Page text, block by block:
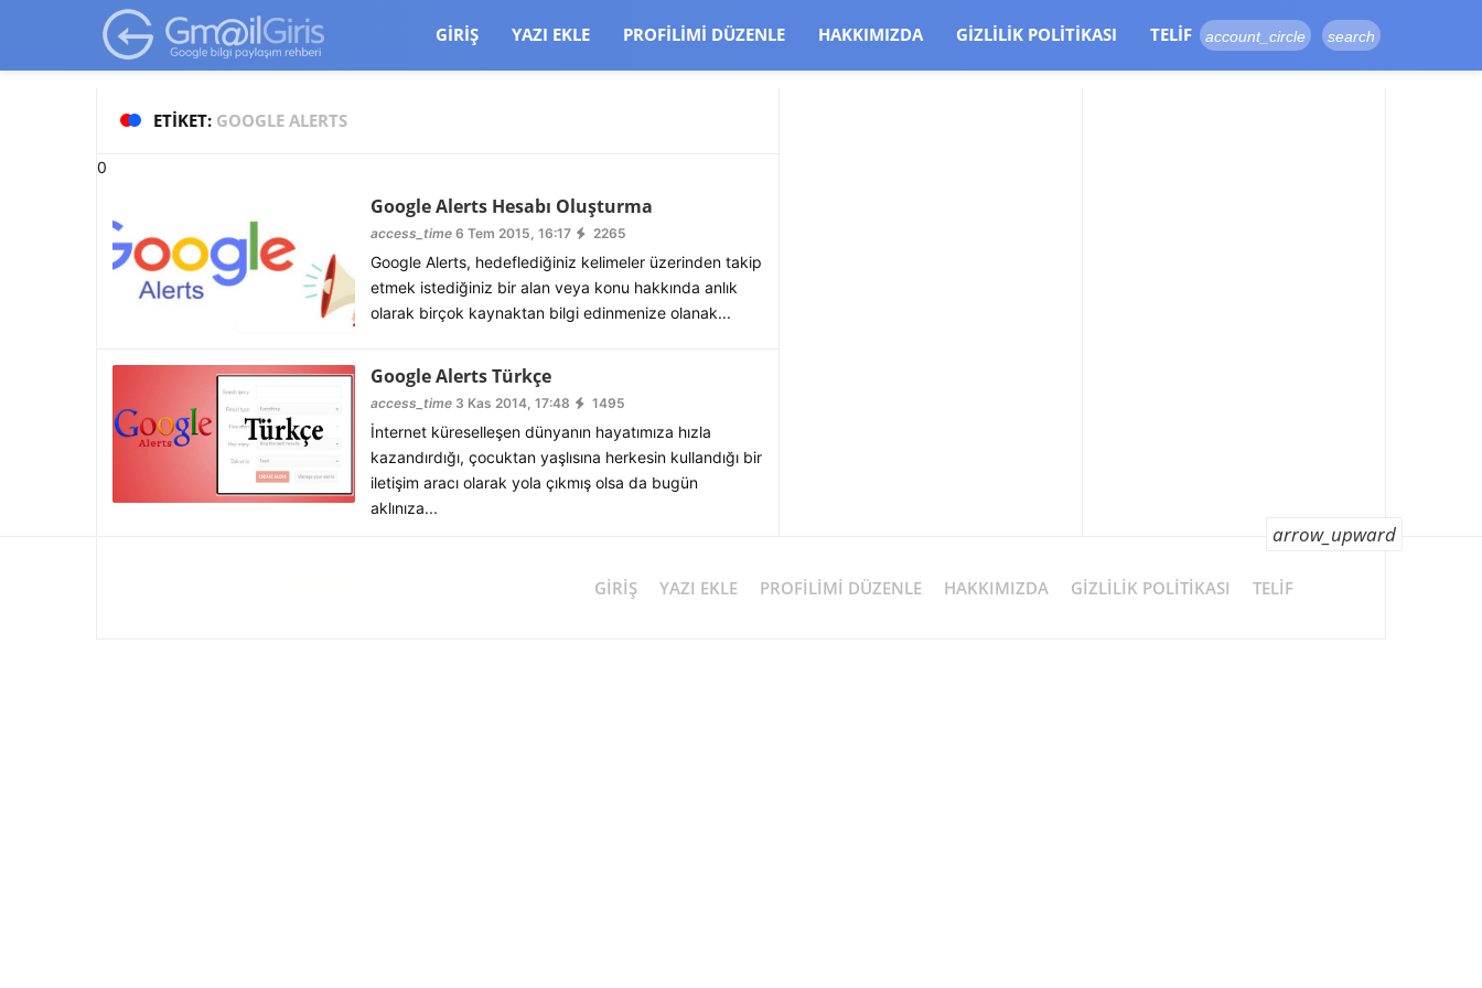
google-site-verification=vqSI0upH550kabR5X8xpjMYieaXmuBueYgCJBW3uetM
GIRIŞ YAZI EKLE PROFILIMI DÜZENLE HAKKIMIZDA GIZLILIK POLITIKASI TELIF account_circle search
ETIKET: GOOGLE ALERTS
0
Google Alerts Hesabı Oluşturma
access_time 6 Tem 2015, 16:17 2265
Google Alerts, hedeflediğiniz kelimeler üzerinden takip
etmek istediğiniz bir alan veya konu hakkında anlık
olarak birçok kaynaktan bilgi edinmenize olanak...
Google Alerts Türkçe
access_time 3 Kas 2014, 17:48 1495
İnternet küreselleşen dünyanın hayatımıza hızla
kazandırdığı, çocuktan yaşlısına herkesin kullandığı bir
iletişim aracı olarak yola çıkmış olsa da bugün
aklınıza...
GIRIŞ YAZI EKLE PROFILIMI DÜZENLE HAKKIMIZDA GIZLILIK POLITIKASI TELIF
arrow_upward